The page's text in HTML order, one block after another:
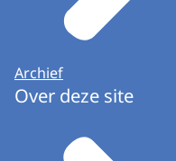
Archief
Over deze site